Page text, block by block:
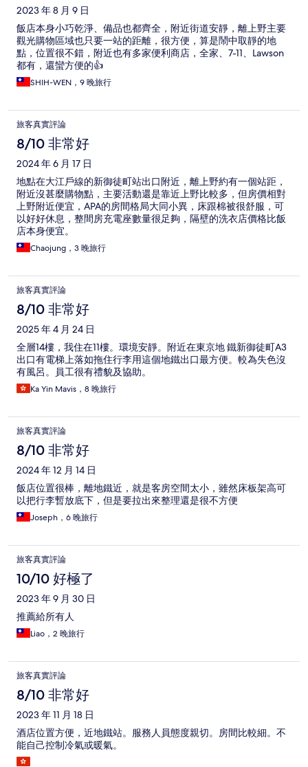
2023 年 8 月 9 日
飯店本身小巧乾淨、備品也都齊全，附近街道安靜，離上野主要
觀光購物區域也只要一站的距離，很方便，算是鬧中取靜的地
點，位置很不錯，附近也有多家便利商店，全家、7-11、Lawson
都有，還蠻方便的👍
SHIH-WEN，9 晚旅行
旅客真實評論
8/10 非常好
2024 年 6 月 17 日
地點在大江戶線的新御徒町站出口附近，離上野約有一個站距，
附近沒甚麼購物點，主要活動還是靠近上野比較多，但房價相對
上野附近便宜，APA的房間格局大同小異，床跟棉被很舒服，可
以好好休息，整間房充電座數量很足夠，隔壁的洗衣店價格比飯
店本身便宜。
Chaojung，3 晚旅行
旅客真實評論
8/10 非常好
2025 年 4 月 24 日
全層14樓，我住在11樓。環境安靜。附近在東京地 鐵新御徒町A3
出口有電梯上落如拖住行李用這個地鐵出口最方便。較為失色沒
有風呂。員工很有禮貌及協助。
Ka Yin Mavis，8 晚旅行
旅客真實評論
8/10 非常好
2024 年 12 月 14 日
飯店位置很棒，離地鐵近，就是客房空間太小，雖然床板架高可
以把行李暫放底下，但是要拉出來整理還是很不方便
Joseph，6 晚旅行
旅客真實評論
10/10 好極了
2023 年 9 月 30 日
推薦給所有人
Liao，2 晚旅行
旅客真實評論
8/10 非常好
2023 年 11 月 18 日
酒店位置方便，近地鐵站。服務人員態度親切。房間比較細。不
能自己控制冷氣或暖氣。